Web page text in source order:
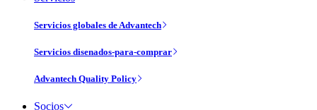
Servicios globales de Advantech
Servicios disenados-para-comprar
Advantech Quality Policy
Socios